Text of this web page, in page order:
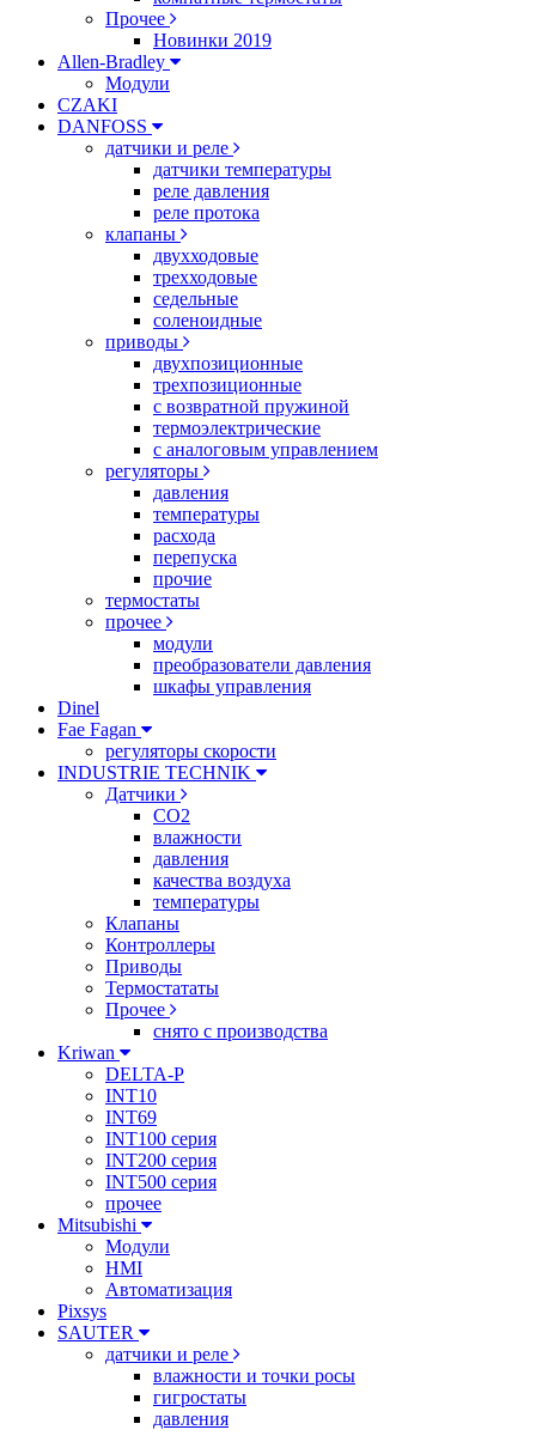
Прочее
Новинки 2019
Allen-Bradley
Модули
CZAKI
DANFOSS
датчики и реле
датчики температуры
реле давления
реле протока
клапаны
двухходовые
трехходовые
седельные
соленоидные
приводы
двухпозиционные
трехпозиционные
с возвратной пружиной
термоэлектрические
с аналоговым управлением
регуляторы
давления
температуры
расхода
перепуска
прочие
термостаты
прочее
модули
преобразователи давления
шкафы управления
Dinel
Fae Fagan
регуляторы скорости
INDUSTRIE TECHNIK
Датчики
CO2
влажности
давления
качества воздуха
температуры
Клапаны
Контроллеры
Приводы
Термостататы
Прочее
снято с производства
Kriwan
DELTA-P
INT10
INT69
INT100 серия
INT200 серия
INT500 серия
прочее
Mitsubishi
Модули
HMI
Автоматизация
Pixsys
SAUTER
датчики и реле
влажности и точки росы
гигростаты
давления